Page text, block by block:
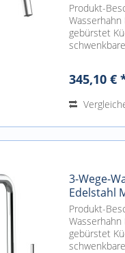
Produkt-
gebürstet
getrenntem
345,10 €
3-Wege-
Edelstahl
Produkt-
gebürstet